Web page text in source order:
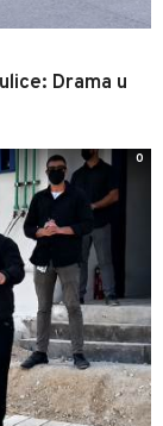
Drama u
0